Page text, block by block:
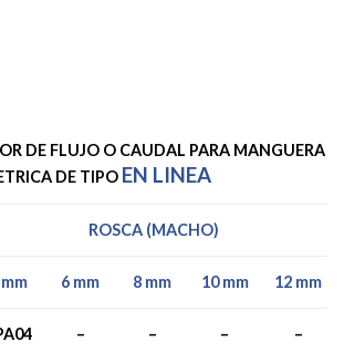
DE FLUJO O CAUDAL PARA MANGUERA
DE TIPO EN LINEA
ROSCA (MACHO)
6 mm 8 mm 10 mm 12 mm
– – – –